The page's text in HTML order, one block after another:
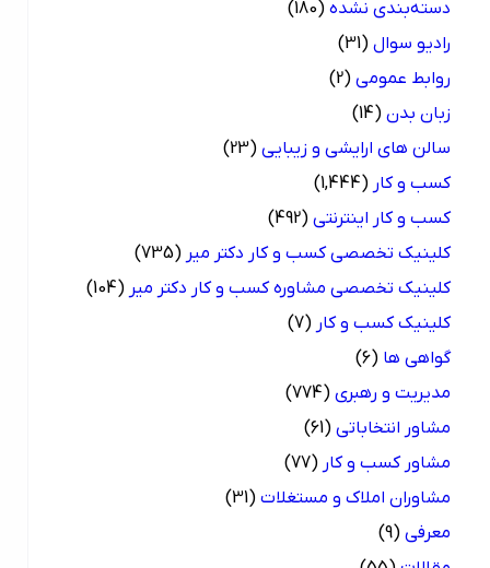
دسته‌بندی نشده (180)
رادیو سوال (31)
روابط عمومی (2)
زبان بدن (14)
سالن های ارایشی و زیبایی (23)
کسب و کار (1,444)
کسب و کار اینترنتی (492)
کلینیک تخصصی کسب و کار دکتر میر (735)
کلینیک تخصصی مشاوره کسب و کار دکتر میر (104)
کلینیک کسب و کار (7)
گواهی ها (6)
مدیریت و رهبری (774)
مشاور انتخاباتی (61)
مشاور کسب و کار (77)
مشاوران املاک و مستغلات (31)
معرفی (9)